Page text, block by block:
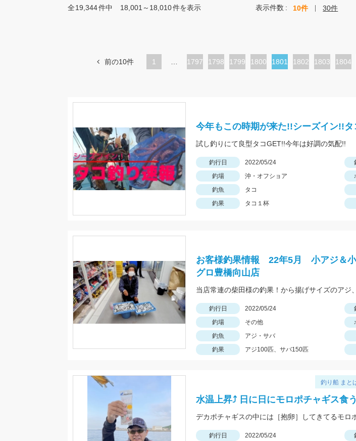
全19,344件中 18,001～18,010件を表示 表示件数 10件 30件
前の10件 1
ペ
1797
ペ
1798
ペ
1799
ペ
1800
カ
ペ
1801
ペ
1802
ペ
1803
ペ
1804
今年もこの時期が来た!!シーズイン!!タ
試し釣りにて良型タコGET!!今年は好調の気配!!
釣行日 2022/05/24
釣場
沖・オフショア
釣魚
タコ
釣果
タコ１杯
お客様釣果情報 22年5月 小アジ＆
グロ豊橋向山店
釣行日 2022/05/24
釣場
その他
釣魚
アジ・サバ
釣果
アジ100匹、サバ150匹
釣り船 まと
水温上昇⤴︎ 日に日にモロポチャギス食
釣行日 2022/05/24